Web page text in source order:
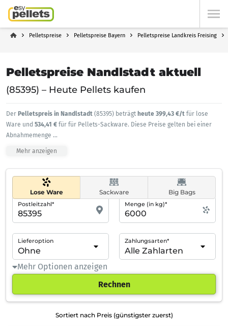
Pelletspreise Pelletspreise Bayern Pelletspreise Landkreis Freising
Pelletspreise Nandlstadt aktuell
(85395) – Heute Pellets kaufen
Der Pelletspreis in Nandlstadt (85395) beträgt heute 399,43 €/t für lose
Ware und 534,41 € für für Pellets-Sackware. Diese Preise gelten bei einer
Abnahmemenge ...
Mehr anzeigen
Lose Ware Sackware Big Bags
Postleitzahl* Menge (in kg)*
Lieferoption Zahlungsarten*
Mehr Optionen anzeigen
Rechnen
Sortiert nach Preis (günstigster zuerst)